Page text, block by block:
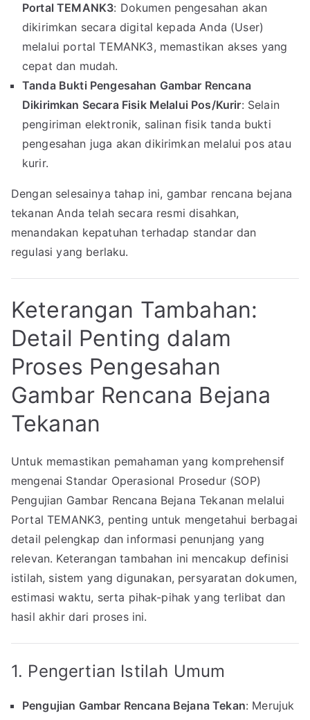
Portal TEMANK3: Dokumen pengesahan akan
dikirimkan secara digital kepada Anda (User)
melalui portal TEMANK3, memastikan akses yang
cepat dan mudah.
Tanda Bukti Pengesahan Gambar Rencana
Dikirimkan Secara Fisik Melalui Pos/Kurir: Selain
pengiriman elektronik, salinan fisik tanda bukti
pengesahan juga akan dikirimkan melalui pos atau
kurir.
Dengan selesainya tahap ini, gambar rencana bejana
tekanan Anda telah secara resmi disahkan,
menandakan kepatuhan terhadap standar dan
regulasi yang berlaku.
Keterangan Tambahan:
Detail Penting dalam
Proses Pengesahan
Gambar Rencana Bejana
Tekanan
Untuk memastikan pemahaman yang komprehensif
mengenai Standar Operasional Prosedur (SOP)
Pengujian Gambar Rencana Bejana Tekanan melalui
Portal TEMANK3, penting untuk mengetahui berbagai
detail pelengkap dan informasi penunjang yang
relevan. Keterangan tambahan ini mencakup definisi
istilah, sistem yang digunakan, persyaratan dokumen,
estimasi waktu, serta pihak-pihak yang terlibat dan
hasil akhir dari proses ini.
1. Pengertian Istilah Umum
Pengujian Gambar Rencana Bejana Tekan: Merujuk